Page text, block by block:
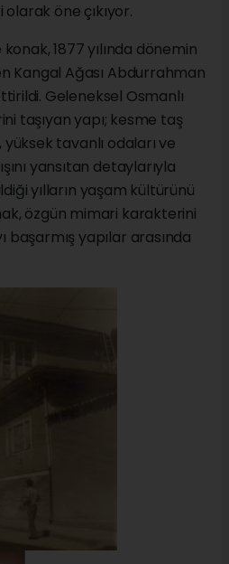
öne çıkıyor.
1877 yılında dönemin
Kangal Ağası Abdurrahman
Geleneksel Osmanlı
taşıyan yapı; kesme taş
tavanlı odaları ve
yansıtan detaylarıyla
yılların yaşam kültürünü
özgün mimari karakterini
başarmış yapılar arasında